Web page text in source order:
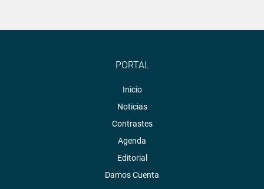
PORTAL
Inicio
Noticias
Contrastes
Agenda
Editorial
Damos Cuenta